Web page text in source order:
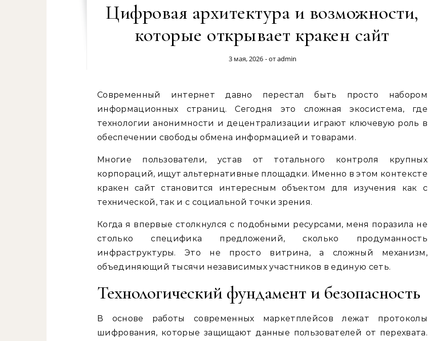
Цифровая архитектура и возможности,
которые открывает кракен сайт
3 мая, 2026 - отadmin
Современный интернет давно перестал быть просто набором
информационных страниц. Сегодня это сложная экосистема, где
технологии анонимности и децентрализации играют ключевую роль в
обеспечении свободы обмена информацией и товарами.
Многие пользователи, устав от тотального контроля крупных
корпораций, ищут альтернативные площадки. Именно в этом контексте
кракен сайт становится интересным объектом для изучения как с
технической, так и с социальной точки зрения.
Когда я впервые столкнулся с подобными ресурсами, меня поразила не
столько специфика предложений, сколько продуманность
инфраструктуры. Это не просто витрина, а сложный механизм,
объединяющий тысячи независимых участников в единую сеть.
Технологический фундамент и безопасность
В основе работы современных маркетплейсов лежат протоколы
шифрования, которые защищают данные пользователей от перехвата.